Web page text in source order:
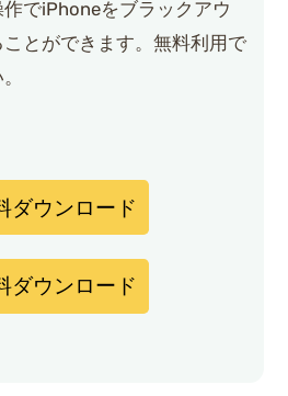
でiPhoneをブラックアウ
ことができます。無料利用で
ダウンロード
ダウンロード